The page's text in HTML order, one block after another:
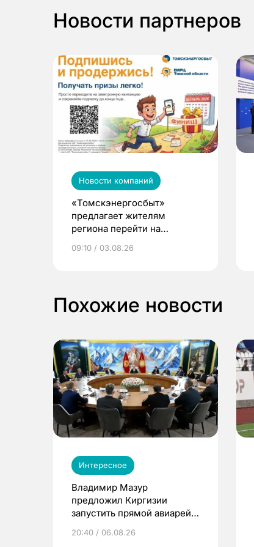
Новости партнеров
Новости компаний
«Томскэнергосбыт»
предлагает жителям
региона перейти на
выиграть призы
09:10 / 03.08.26
Похожие новости
Интересное
Владимир Мазур
предложил Киргизии
запустить прямой авиарейс
20:40 / 06.08.26